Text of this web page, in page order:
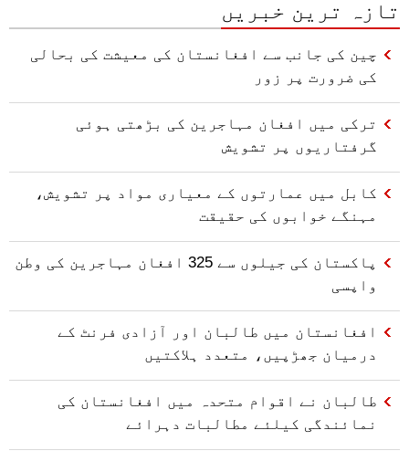
تازہ ترین خبریں
چین کی جانب سے افغانستان کی معیشت کی بحالی
کی ضرورت پر زور
ترکی میں افغان مہاجرین کی بڑھتی ہوئی
گرفتاریوں پر تشویش
کابل میں عمارتوں کے معیاری مواد پر تشویش،
مہنگے خوابوں کی حقیقت
پاکستان کی جیلوں سے 325 افغان مہاجرین کی وطن
واپسی
افغانستان میں طالبان اور آزادی فرنٹ کے
درمیان جھڑپیں، متعدد ہلاکتیں
طالبان نے اقوام متحدہ میں افغانستان کی
نمائندگی کیلئے مطالبات دہرائے